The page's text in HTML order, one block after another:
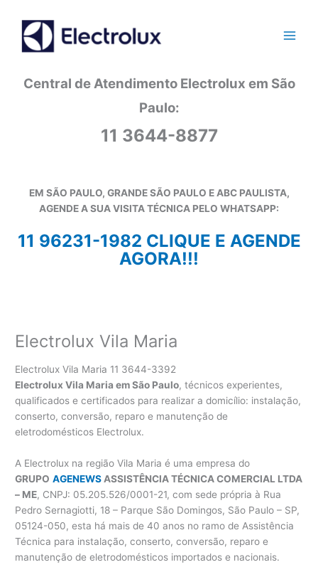
conteúdo
Central de Atendimento Electrolux em São
Paulo:
11 3644-8877
EM SÃO PAULO, GRANDE SÃO PAULO E ABC PAULISTA,
AGENDE A SUA VISITA TÉCNICA PELO WHATSAPP:
11 96231-1982 CLIQUE E AGENDE
AGORA!!!
Electrolux Vila Maria
Electrolux Vila Maria 11 3644-3392
Electrolux Vila Maria em São Paulo, técnicos experientes,
qualificados e certificados para realizar a domicílio: instalação,
conserto, conversão, reparo e manutenção de
eletrodomésticos Electrolux.
A Electrolux na região Vila Maria é uma empresa do
GRUPO AGENEWS ASSISTÊNCIA TÉCNICA COMERCIAL LTDA
– ME, CNPJ: 05.205.526/0001-21, com sede própria à Rua
Pedro Sernagiotti, 18 – Parque São Domingos, São Paulo – SP,
05124-050, esta há mais de 40 anos no ramo de Assistência
Técnica para instalação, conserto, conversão, reparo e
manutenção de eletrodomésticos importados e nacionais.